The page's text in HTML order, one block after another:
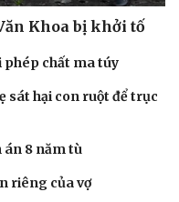
Khoa bị khởi tố
phép chất ma túy
sát hại con ruột để trục
án 8 năm tù
riêng của vợ